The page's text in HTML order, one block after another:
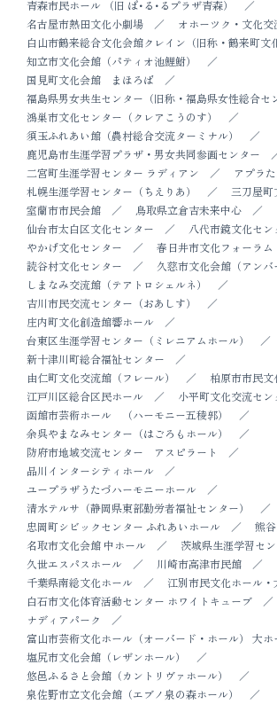
青森市民ホール （旧 ぱ･る･るプラザ青森）
名古屋市熱田文化小劇場
オホーツク・文化交
白山市鶴来総合文化会館クレイン（旧称・鶴来町文
知立市文化会館（パティオ池鯉鮒）
国見町文化会館 まほろば
福島県男女共生センター（旧称・福島県女性総合セ
鴻巣市文化センター（クレアこうのす）
須玉ふれあい館（農村総合交流ターミナル）
鹿児島市生涯学習プラザ・男女共同参画センター
二宮町生涯学習センター ラディアン
アプラ
札幌生涯学習センター（ちえりあ）
三刀屋町
室蘭市市民会館
鳥取県立倉吉未来中心
仙台市太白区文化センター
八代市鏡文化セン
やかげ文化センター
春日井市文化フォーラム
読谷村文化センター
久慈市文化会館（アンバ
しまなみ交流館（テアトロシェルネ）
吉川市民交流センター（おあしす）
庄内町文化創造館響ホール
台東区生涯学習センター（ミレニアムホール）
新十津川町総合福祉センター
由仁町文化交流館（フレール）
柏原市市民文
江戸川区総合区民ホール
小平町文化交流セン
函館市芸術ホール （ハーモニー五稜郭）
余呉やまなみセンター（はごろもホール）
防府市地域交流センター アスピラート
品川インターシティホール
ユープラザうたづハーモニーホール
清水テルサ（静岡県東部勤労者福祉センター）
忠岡町シビックセンター ふれあいホール
熊
名取市文化会館 中ホール
茨城県生涯学習セ
久世エスパスホール
川崎市高津市民館
千葉県南総文化ホール
江別市民文化ホール
白石市文化体育活動センター ホワイトキューブ
ナディアパーク
富山市芸術文化ホール（オーバード・ホール） 大ホ
塩尻市文化会館（レザンホール）
悠邑ふるさと会館（カントリヴァホール）
泉佐野市立文化会館（エブノ泉の森ホール）